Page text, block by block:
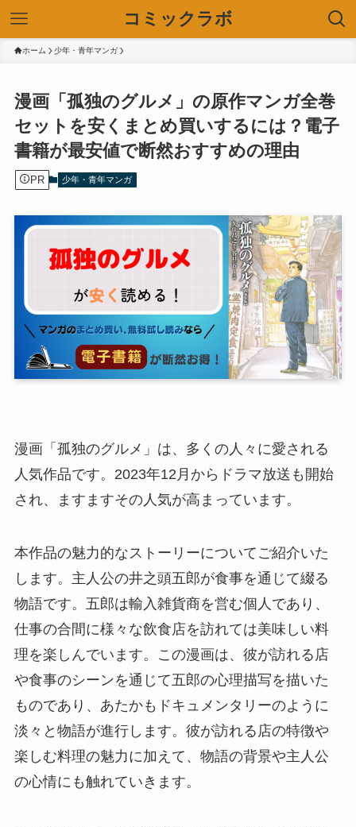
コミックラボ
ホーム 少年・青年マンガ
漫画「孤独のグルメ」の原作マンガ全巻
セットを安くまとめ買いするには？電子
書籍が最安値で断然おすすめの理由
PR 少年・青年マンガ
漫画「孤独のグルメ」は、多くの人々に愛される
人気作品です。2023年12月からドラマ放送も開始
され、ますますその人気が高まっています。
本作品の魅力的なストーリーについてご紹介いた
します。主人公の井之頭五郎が食事を通じて綴る
物語です。五郎は輸入雑貨商を営む個人であり、
仕事の合間に様々な飲食店を訪れては美味しい料
理を楽しんでいます。この漫画は、彼が訪れる店
や食事のシーンを通じて五郎の心理描写を描いた
ものであり、あたかもドキュメンタリーのように
淡々と物語が進行します。彼が訪れる店の特徴や
楽しむ料理の魅力に加えて、物語の背景や主人公
の心情にも触れていきます。